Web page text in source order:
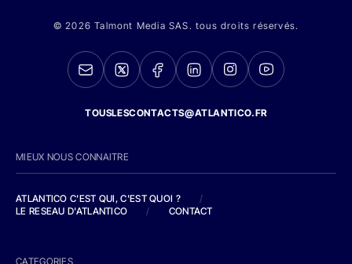
© 2026 Talmont Media SAS. tous droits réservés.
TOUSLESCONTACTS@ATLANTICO.FR
MIEUX NOUS CONNAITRE
ATLANTICO C'EST QUI, C'EST QUOI ?
/
LE RESEAU D'ATLANTICO
/ CONTACT
CATEGORIES